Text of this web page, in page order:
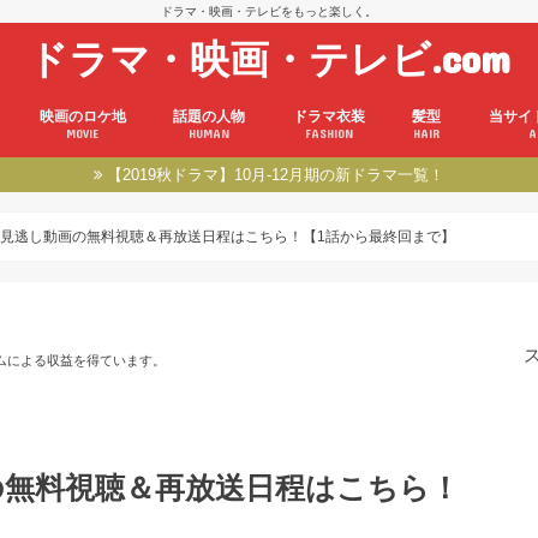
ドラマ・映画・テレビをもっと楽しく。
ドラマ・映画・テレビ.com
映画のロケ地
MOVIE
話題の人物
HUMAN
ドラマ衣装
FASHION
髪型
HAIR
当サイ
【2019秋ドラマ】10月-12月期の新ドラマ一覧！
逃し動画の無料視聴＆再放送日程はこちら！【1話から最終回まで】
よる収益を得ています。
料視聴＆再放送日程はこちら！